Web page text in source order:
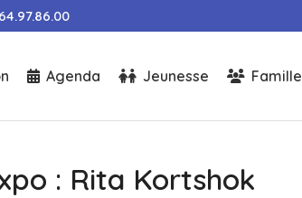
Agenda Jeunesse Famille
: Rita Kortshok